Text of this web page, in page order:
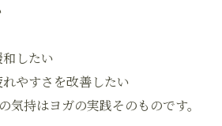
したい
やすさを改善したい
気持はヨガの実践そのものです。